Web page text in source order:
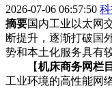
2026-07-06 06:57:50
摘要国内工业以太网
断提升，逐渐打破国
势和本土化服务具有
【机床商务网栏
工业环境的高性能网